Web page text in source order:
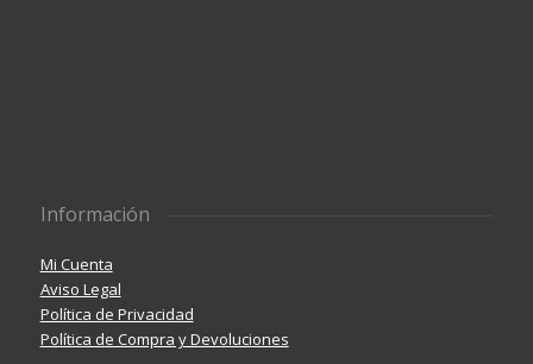
Información
Mi Cuenta
Aviso Legal
Política de Privacidad
Política de Compra y Devoluciones